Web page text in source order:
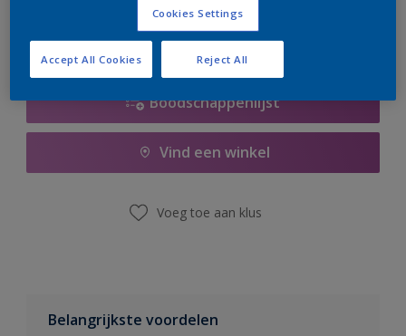
Boodschappenlijst
Vind een winkel
Voeg toe aan klus
Belangrijkste voordelen
Cookies Settings
Reject All
Accept All Cookies